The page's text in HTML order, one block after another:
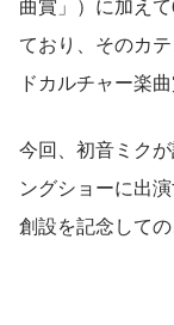
ており、そのカ
ドカルチャー楽
今回、初音ミク
ングショーに出
創設を記念しての